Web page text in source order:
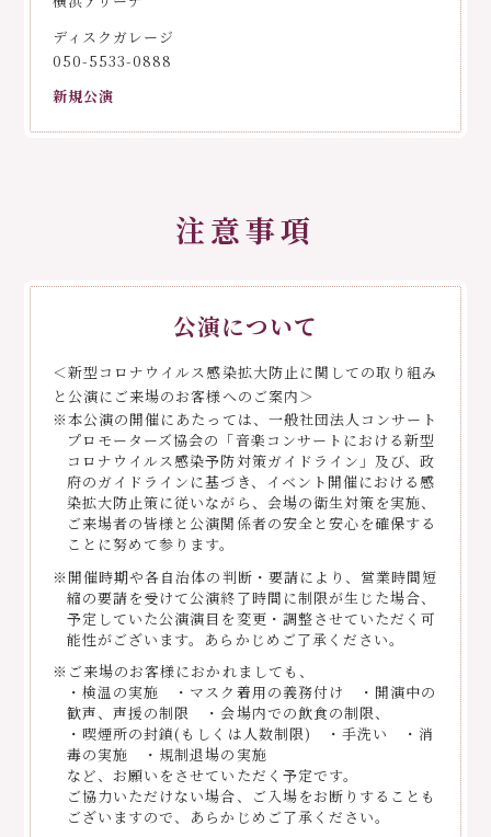
ディスクガレージ
050-5533-0888
新規公演
注意事項
公演について
＜新型コロナウイルス感染拡大防止に関しての取り組み
と公演にご来場のお客様へのご案内＞
※本公演の開催にあたっては、一般社団法人コンサート
プロモーターズ協会の「音楽コンサートにおける新型
コロナウイルス感染予防対策ガイドライン」及び、政
府のガイドラインに基づき、イベント開催における感
染拡大防止策に従いながら、会場の衛生対策を実施、
ご来場者の皆様と公演関係者の安全と安心を確保する
ことに努めて参ります。
※開催時期や各自治体の判断・要請により、営業時間短
縮の要請を受けて公演終了時間に制限が生じた場合、
予定していた公演演目を変更・調整させていただく可
能性がございます。あらかじめご了承ください。
※ご来場のお客様におかれましても、
・検温の実施 ・マスク着用の義務付け ・開演中の
歓声、声援の制限 ・会場内での飲食の制限、
・喫煙所の封鎖(もしくは人数制限) ・手洗い ・消
毒の実施 ・規制退場の実施
など、お願いをさせていただく予定です。
ご協力いただけない場合、ご入場をお断りすることも
ございますので、あらかじめご了承ください。